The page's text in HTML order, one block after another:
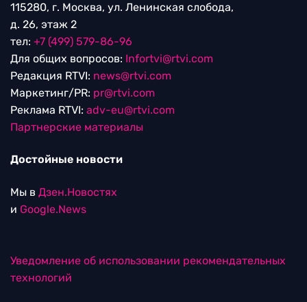
115280, г. Москва, ул. Ленинская слобода,
д. 26, этаж 2
тел: +7 (499) 579-86-96
Для общих вопросов: Infortvi@rtvi.com
Редакция RTVI: news@rtvi.com
Маркетинг/PR: pr@rtvi.com
Реклама RTVI: adv-eu@rtvi.com
Партнерские материалы
Достойные новости
Мы в Дзен.Новостях
и Google.News
Уведомление об использовании рекомендательных
технологий